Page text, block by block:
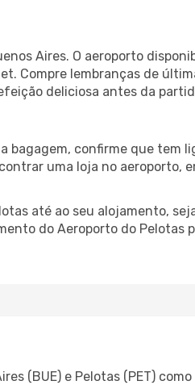
Aires. O aeroporto
Compre lembranças de
deliciosa antes da
bagagem, confirme que
uma loja no aeroporto,
até ao seu alojamento,
do Aeroporto do Pelotas
(BUE) e Pelotas (PET)